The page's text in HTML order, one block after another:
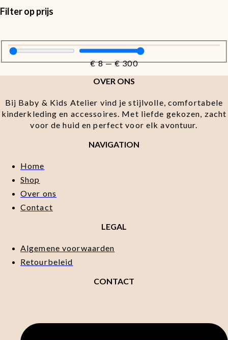
Filter op prijs
€ 8—€ 300
OVER ONS
Bij Baby & Kids Atelier vind je stijlvolle, comfortabele
kinderkleding en accessoires. Met liefde gekozen, zacht
voor de huid en perfect voor elk avontuur.
NAVIGATION
Home
Shop
Over ons
Contact
LEGAL
Algemene voorwaarden
Retourbeleid
CONTACT